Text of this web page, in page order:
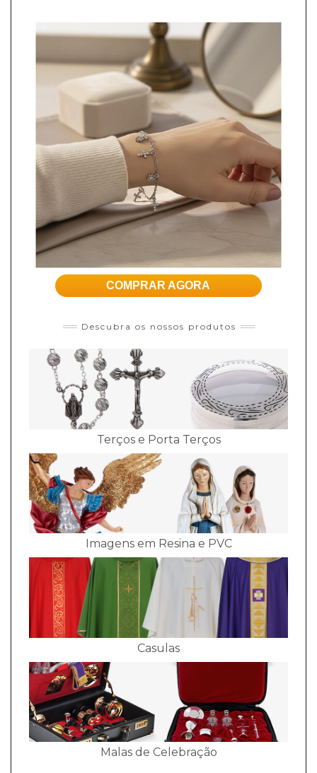
COMPRAR AGORA
Descubra os nossos produtos
Terços e Porta Terços
Imagens em Resina e PVC
Casulas
Malas de Celebração